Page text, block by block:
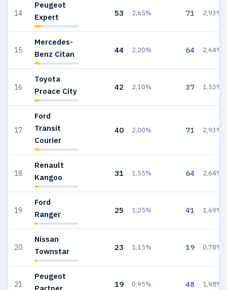
14
Peugeot
Expert
53 2,65% 71 2,93%
15
Mercedes-
Benz Citan
44 2,20% 64 2,64%
16
Toyota
Proace City
42 2,10% 37 1,53%
17
Ford
Transit
Courier
40 2,00% 71 2,93%
18
Renault
Kangoo
31 1,55% 64 2,64%
19
Ford
Ranger
25 1,25% 41 1,69%
20
Nissan
Townstar
23 1,15% 19 0,78%
21
Peugeot
19 0,95% 48 1,98%